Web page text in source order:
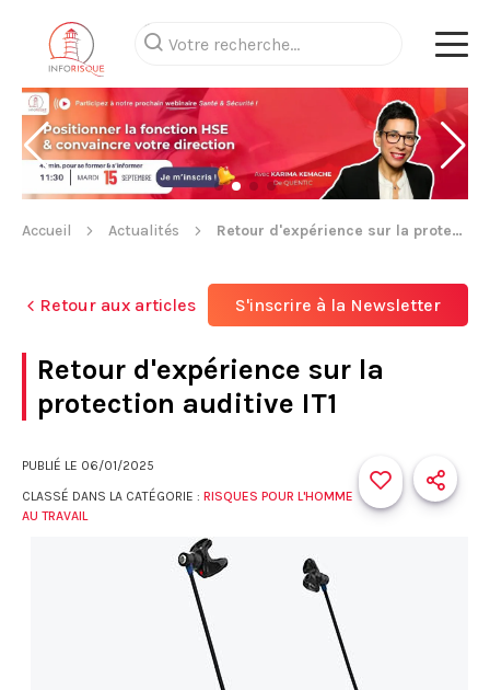
Accueil Actualités Retour d'expérience sur la protection auditive IT1
Retour aux articles S'inscrire à la Newsletter
Retour d'expérience sur la
protection auditive IT1
PUBLIÉ LE 06/01/2025
CLASSÉ DANS LA CATÉGORIE : RISQUES POUR L'HOMME
AU TRAVAIL